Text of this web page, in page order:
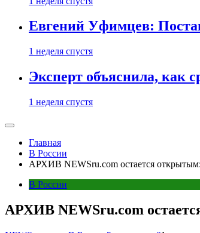
Евгений Уфимцев:
1 неделя спустя
Эксперт объяснила, как
1 неделя спустя
Главная
В России
АРХИВ NEWSru.com остается
В России
АРХИВ NEWSru.com